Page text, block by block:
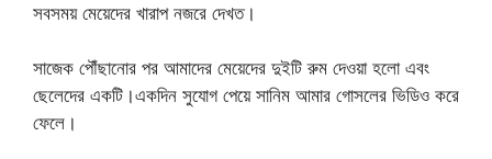
সবসময় মেয়েদের খারাপ নজরে দেখত।
সাজেক পৌঁছানোর পর আমাদের মেয়েদের দুইটি রুম দেওয়া হলো এবং
ছেলেদের একটি।একদিন সুযোগ পেয়ে সানিম আমার গোসলের ভিডিও করে
ফেলে।